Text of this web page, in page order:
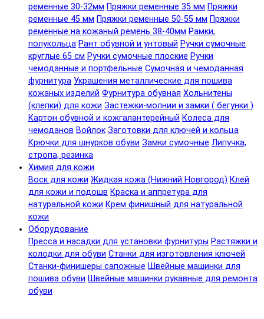
ременные 30-32мм Пряжки ременные 35 мм Пряжки
ременные 45 мм Пряжки ременные 50-55 мм Пряжки
ременные на кожаный ремень 38-40мм Рамки,
полукольца Рант обувной и унтовый Ручки сумочные
круглые 65 см Ручки сумочные плоские Ручки
чемоданные и портфельные Сумочная и чемоданная
фурнитура Украшения металлические для пошива
кожаных изделий Фурнитура обувная Хольнитены
(клепки) для кожи Застежки-молнии и замки ( бегунки )
Картон обувной и кожгалантерейный Колеса для
чемоданов Войлок Заготовки для ключей и кольца
Крючки для шнурков обуви Замки сумочные Липучка,
стропа, резинка
Химия для кожи
Воск для кожи Жидкая кожа (Нижний Новгород) Клей
для кожи и подошв Краска и аппретура для
натуральной кожи Крем финишный для натуральной
кожи
Оборудование
Пресса и насадки для установки фурнитуры Растяжки и
колодки для обуви Станки для изготовления ключей
Станки-финишеры сапожные Швейные машинки для
пошива обуви Швейные машинки рукавные для ремонта
обуви